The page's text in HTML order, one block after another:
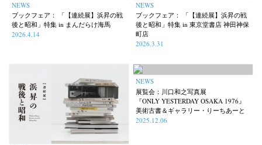
NEWS
ブックフェア： 「【連続展】浜昇の戦
後と昭和」特集 in まんだらけ海馬
2026.4.14
NEWS
ブックフェア： 「【連続展】浜昇の戦
後と昭和」特集 in 東京堂書店 神田神保
町店
2026.3.31
NEWS
展覧会：川口和之写真展
『ONLY YESTERDAY OSAKA 1976』
美術古書＆ギャラリー・りーちあーと
2025.12.06